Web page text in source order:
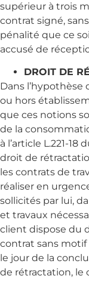
supérieur à trois
contrat signé,
pénalité que ce
accusé de
DROIT DE
Dans l’hypothèse
ou hors
que ces notions
de la
à l’article L.221-
droit de
les contrats de
réaliser en
sollicités par lui,
et travaux
client dispose du
contrat sans motif
le jour de la
de rétractation, le